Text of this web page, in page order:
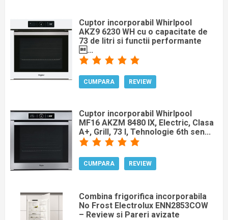
Cuptor incorporabil Whirlpool
AKZ9 6230 WH cu o capacitate de
73 de litri si functii performante
...
CUMPARA REVIEW
Cuptor incorporabil Whirlpool
MF16 AKZM 8480 IX, Electric, Clasa
A+, Grill, 73 l, Tehnologie 6th sen...
CUMPARA REVIEW
Combina frigorifica incorporabila
No Frost Electrolux ENN2853COW
– Review si Pareri avizate